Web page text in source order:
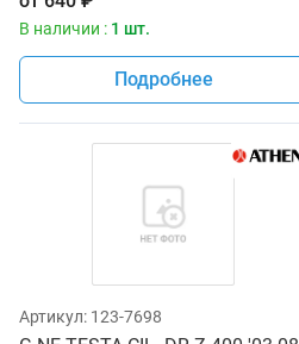
Производитель Namura
В наличии : 1 шт.
Подробнее
Артикул: 123-7698